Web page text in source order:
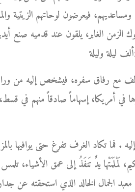
فيعرضون لوحاتهم الزيتية
الغابر، يلقون عند قدميه صنع
رفاق سفره، فيشخص إليه من وراء
في أمريكا، إسهاماً صادقاً منهم في
. فما تكاد الغرف تفرغ حتى يوافيها
لَمْلَمَتْها يدٌ تَنفَذُ إلى عمق الأشياء،